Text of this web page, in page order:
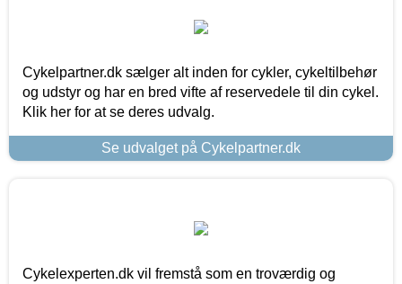
Cykelpartner.dk sælger alt inden for cykler, cykeltilbehør
og udstyr og har en bred vifte af reservedele til din cykel.
Klik her for at se deres udvalg.
Se udvalget på Cykelpartner.dk
Cykelexperten.dk vil fremstå som en troværdig og